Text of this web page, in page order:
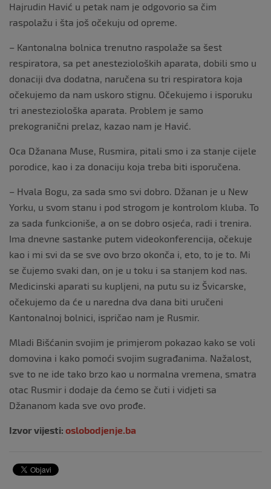
Hajrudin Havić u petak nam je odgovorio sa čim
raspolažu i šta još očekuju od opreme.
– Kantonalna bolnica trenutno raspolaže sa šest
respiratora, sa pet anestezioloških aparata, dobili smo u
donaciji dva dodatna, naručena su tri respiratora koja
očekujemo da nam uskoro stignu. Očekujemo i isporuku
tri anesteziološka aparata. Problem je samo
prekogranični prelaz, kazao nam je Havić.
Oca Džanana Muse, Rusmira, pitali smo i za stanje cijele
porodice, kao i za donaciju koja treba biti isporučena.
– Hvala Bogu, za sada smo svi dobro. Džanan je u New
Yorku, u svom stanu i pod strogom je kontrolom kluba. To
za sada funkcioniše, a on se dobro osjeća, radi i trenira.
Ima dnevne sastanke putem videokonferencija, očekuje
kao i mi svi da se sve ovo brzo okonča i, eto, to je to. Mi
se čujemo svaki dan, on je u toku i sa stanjem kod nas.
Medicinski aparati su kupljeni, na putu su iz Švicarske,
očekujemo da će u naredna dva dana biti uručeni
Kantonalnoj bolnici, ispričao nam je Rusmir.
Mladi Bišćanin svojim je primjerom pokazao kako se voli
domovina i kako pomoći svojim sugrađanima. Nažalost,
sve to ne ide tako brzo kao u normalna vremena, smatra
otac Rusmir i dodaje da ćemo se čuti i vidjeti sa
Džananom kada sve ovo prođe.
Izvor vijesti: oslobodjenje.ba